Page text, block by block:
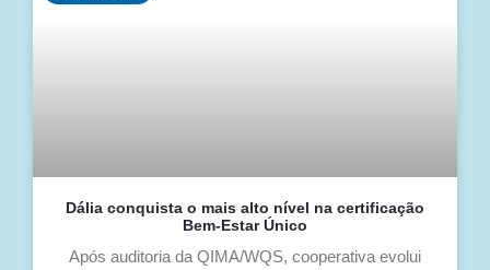
Dália conquista o mais alto nível na certificação
Bem-Estar Único
Após auditoria da QIMA/WQS, cooperativa evolui